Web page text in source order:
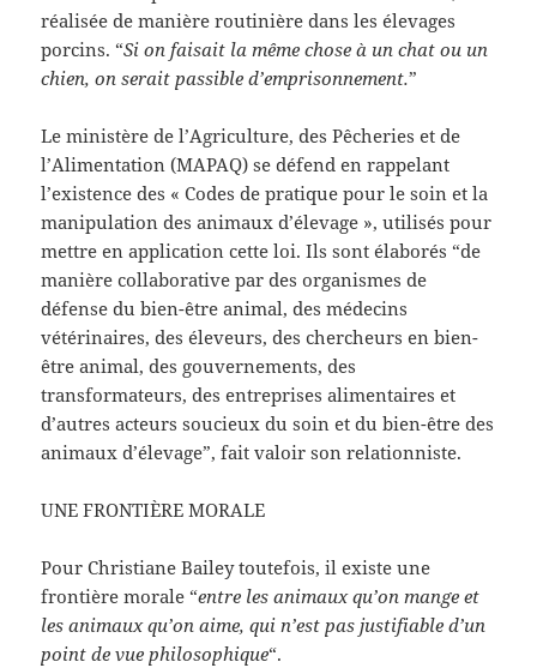
réalisée de manière routinière dans les élevages
porcins. “Si on faisait la même chose à un chat ou un
chien, on serait passible d’emprisonnement.”
Le ministère de l’Agriculture, des Pêcheries et de
l’Alimentation (MAPAQ) se défend en rappelant
l’existence des « Codes de pratique pour le soin et la
manipulation des animaux d’élevage », utilisés pour
mettre en application cette loi. Ils sont élaborés “de
manière collaborative par des organismes de
défense du bien-être animal, des médecins
vétérinaires, des éleveurs, des chercheurs en bien-
être animal, des gouvernements, des
transformateurs, des entreprises alimentaires et
d’autres acteurs soucieux du soin et du bien-être des
animaux d’élevage”, fait valoir son relationniste.
UNE FRONTIÈRE MORALE
Pour Christiane Bailey toutefois, il existe une
frontière morale “entre les animaux qu’on mange et
les animaux qu’on aime, qui n’est pas justifiable d’un
point de vue philosophique“.